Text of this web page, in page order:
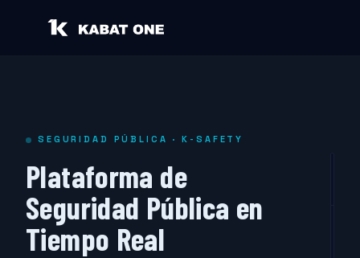
SEGURIDAD PÚBLICA · K-SAFETY
Plataforma de
Seguridad Pública en
Tiempo Real